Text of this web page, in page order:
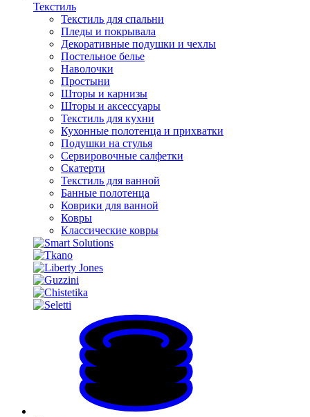
Текстиль
Текстиль для спальни
Пледы и покрывала
Декоративные подушки и чехлы
Постельное белье
Наволочки
Простыни
Шторы и карнизы
Шторы и аксессуары
Текстиль для кухни
Кухонные полотенца и прихватки
Подушки на стулья
Сервировочные салфетки
Скатерти
Текстиль для ванной
Банные полотенца
Коврики для ванной
Ковры
Классические ковры